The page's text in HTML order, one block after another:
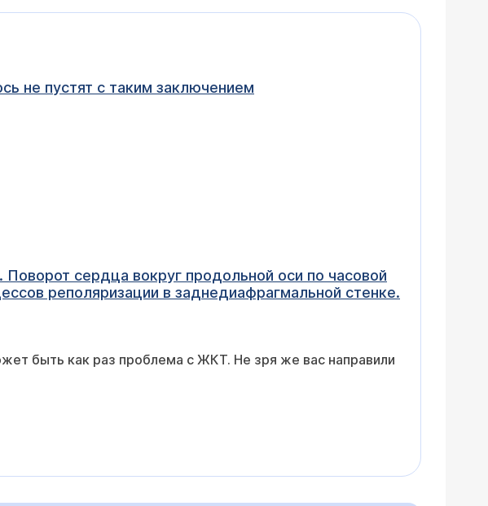
не пустят с таким заключением
сердца вокруг продольной оси по часовой
реполяризации в заднедиафрагмальной стенке.
быть как раз проблема с ЖКТ. Не зря же вас направили